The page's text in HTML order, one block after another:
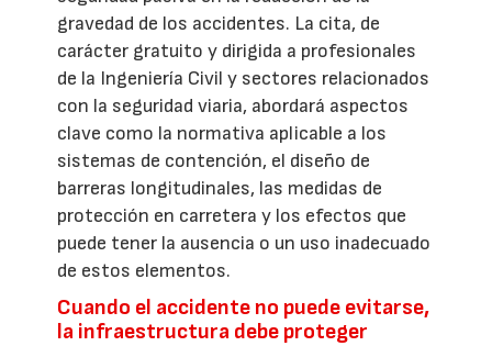
gravedad de los accidentes. La cita, de
carácter gratuito y dirigida a profesionales
de la Ingeniería Civil y sectores relacionados
con la seguridad viaria, abordará aspectos
clave como la normativa aplicable a los
sistemas de contención, el diseño de
barreras longitudinales, las medidas de
protección en carretera y los efectos que
puede tener la ausencia o un uso inadecuado
de estos elementos.
Cuando el accidente no puede evitarse,
la infraestructura debe proteger